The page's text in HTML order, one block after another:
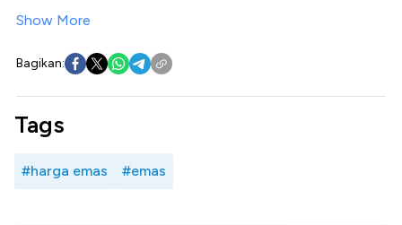
Show More
Bagikan:
Tags
#harga emas #emas